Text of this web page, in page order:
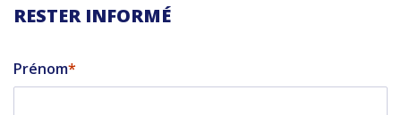
RESTER INFORMÉ
Prénom